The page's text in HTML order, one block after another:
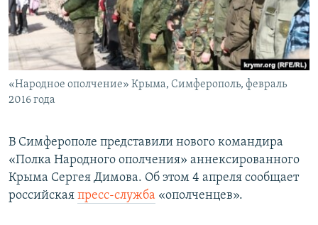
ПОБЕДИТЕЛЕЙ НЕ СУДЯТ?
КРЫМ.НЕПОКОРЕННЫЙ
ELIFBE
УКРАИНСКАЯ ПРОБЛЕМА КРЫМА
ПРИСОЕДИНЯЙТЕСЬ!
Все сайты RFE/RL
«Народное ополчение» Крыма, Симферополь, февраль
2016 года
В Симферополе представили нового командира
«Полка Народного ополчения» аннексированного
Крыма Сергея Димова. Об этом 4 апреля сообщает
российская пресс-служба «ополченцев».